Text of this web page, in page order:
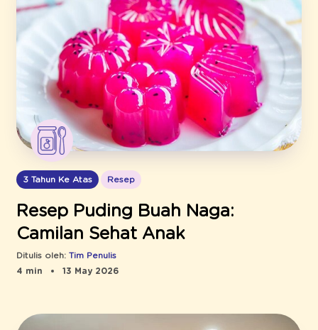
3 Tahun Ke Atas Resep
Resep Puding Buah Naga:
Camilan Sehat Anak
Ditulis oleh: Tim Penulis
4 min
13 May 2026